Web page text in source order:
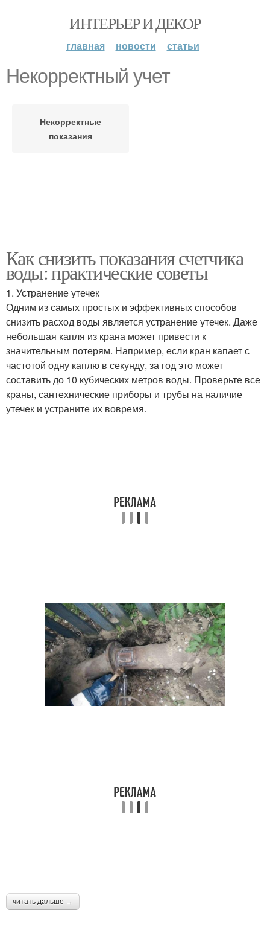
ИНТЕРЬЕР И ДЕКОР
главная новости статьи
Некорректный учет
Некорректные
показания
Как снизить показания счетчика
воды: практические советы
1. Устранение утечек
Одним из самых простых и эффективных способов
снизить расход воды является устранение утечек. Даже
небольшая капля из крана может привести к
значительным потерям. Например, если кран капает с
частотой одну каплю в секунду, за год это может
составить до 10 кубических метров воды. Проверьте все
краны, сантехнические приборы и трубы на наличие
утечек и устраните их вовремя.
читать дальше →